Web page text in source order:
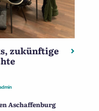
Orte? Suchaufruf der
zukünftige
Aschaffenburg